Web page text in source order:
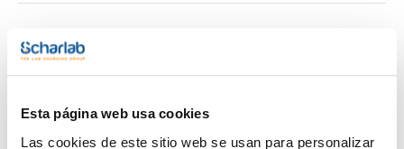
Esta página web usa cookies
Las cookies de este sitio web se usan para personalizar
producto
Capacidad : x 500 g